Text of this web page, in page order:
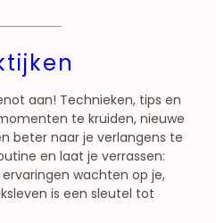
aan! Technieken, tips en
te kruiden, nieuwe
beter naar je verlangens te
en laat je verrassen:
wachten op je,
is een sleutel tot